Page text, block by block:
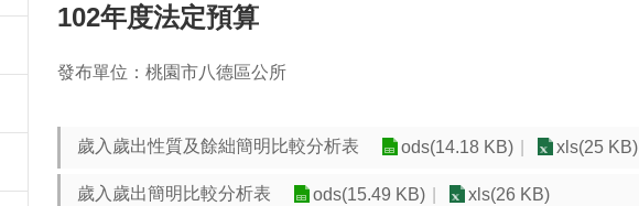
102年度法定預算
發布單位：桃園市八德區公所
歲入歲出性質及餘絀簡明比較分析表 ods(14.18 KB) xls(25 KB)
歲入歲出簡明比較分析表 ods(15.49 KB) xls(26 KB)